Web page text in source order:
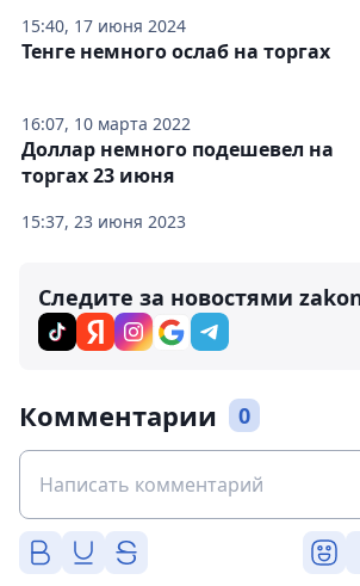
15:40, 17 июня 2024
16:07, 10 марта 2022
Тенге немного ослаб на торгах
15:37, 23 июня 2023
Доллар немного подешевел на
торгах 23 июня
Следите за новостями
Комментарии 0